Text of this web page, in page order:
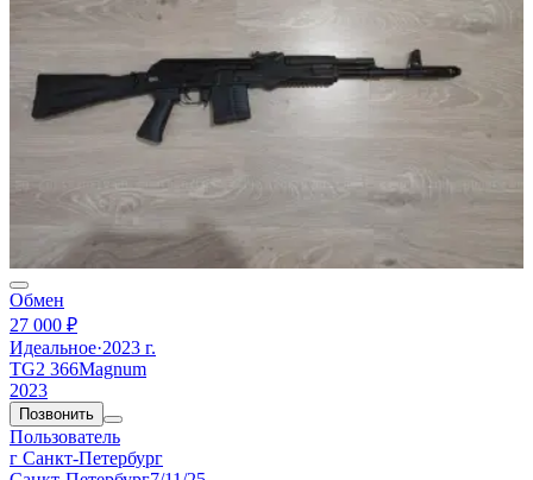
Обмен
27 000 ₽
Идеальное·2023 г.
TG2 366Magnum
2023
Позвонить
Пользователь
г Санкт-Петербург